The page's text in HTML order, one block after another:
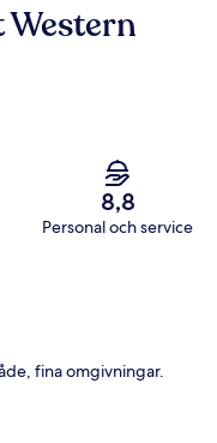
Western
8,8
Personal och service
fina omgivningar.